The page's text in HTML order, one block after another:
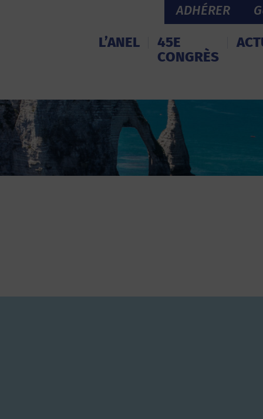
ADHÉRER
L’ANEL
45E
CONGRÈS